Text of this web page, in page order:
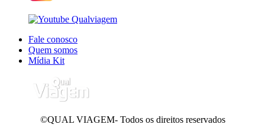
Fale conosco
Quem somos
Mídia Kit
©QUAL VIAGEM- Todos os direitos reservados